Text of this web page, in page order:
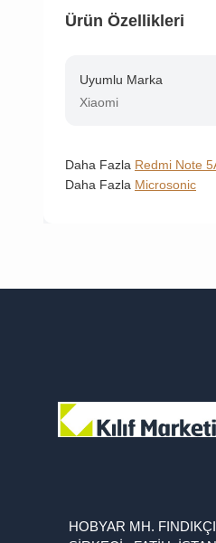
Ürün Özellikleri
Uyumlu Marka
Xiaomi
Daha Fazla Redmi Note
Daha Fazla Microsonic
HOBYAR MH.